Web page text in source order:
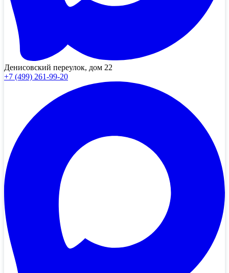
Денисовский переулок, дом 22
+7 (499) 261-99-20